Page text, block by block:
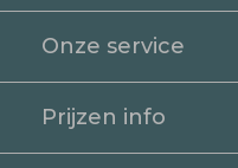
Onze service
Prijzen info